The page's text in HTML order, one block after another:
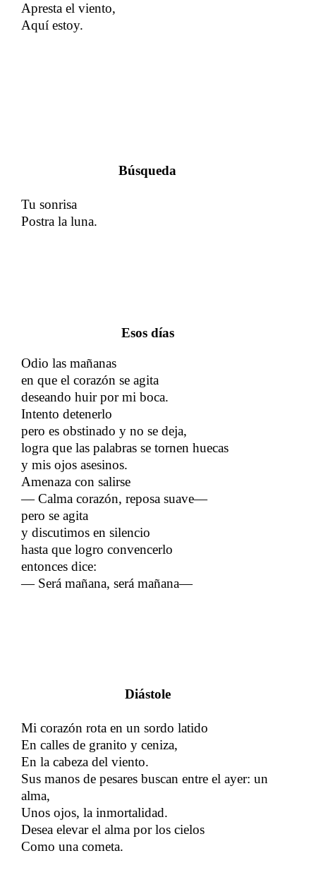
Apresta el viento,
Aquí estoy.
Búsqueda
Tu sonrisa
Postra la luna.
Esos días
Odio las mañanas
en que el corazón se agita
deseando huir por mi boca.
Intento detenerlo
pero es obstinado y no se deja,
logra que las palabras se tornen huecas
y mis ojos asesinos.
Amenaza con salirse
—​​Calma corazón, reposa suave—​​
pero se agita
y discutimos en silencio
hasta que logro convencerlo
entonces dice:
—​​ Será mañana, será mañana—​​
Diástole
Mi corazón rota en un sordo latido
En calles de granito y ceniza,
En la cabeza del viento.
Sus manos de pesares buscan entre el ayer: un
alma,
Unos ojos, la inmortalidad.
Desea elevar el alma por los cielos
Como una cometa.